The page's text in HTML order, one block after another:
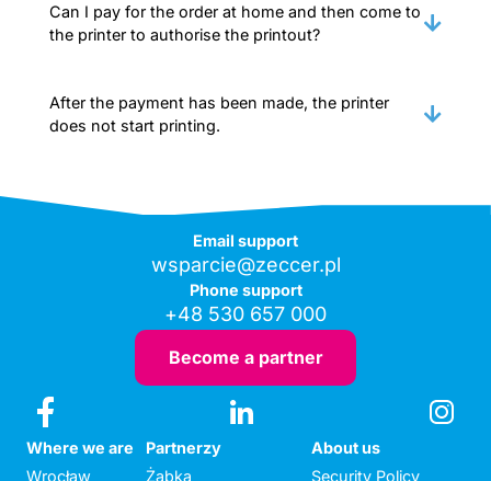
Can I pay for the order at home and then come to
the printer to authorise the printout?
After the payment has been made, the printer
does not start printing.
Email support
wsparcie@zeccer.pl
Phone support
+48 530 657 000
Become a partner
Where we are
Wrocław
Partnerzy
Żabka
About us
Security Policy